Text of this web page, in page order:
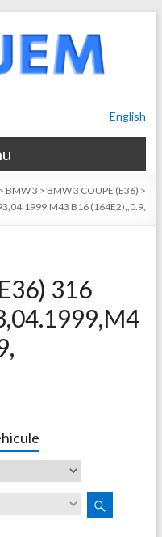
English
> BMW 3 > BMW 3 COUPE (E36) >
B16 (164E2),,0.9,
316